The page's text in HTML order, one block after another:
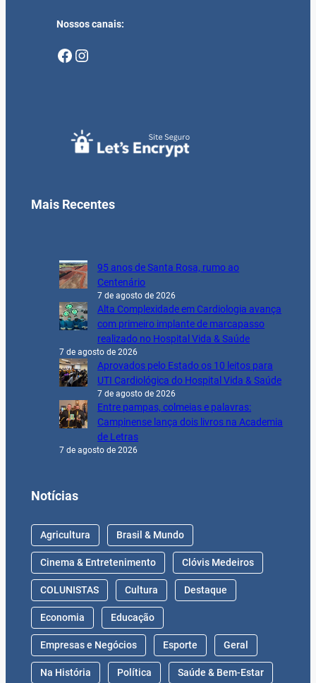
Nossos canais:
Facebook Instagram
Mais Recentes
95 anos de Santa Rosa, rumo ao
Centenário
7 de agosto de 2026
Alta Complexidade em Cardiologia avança
com primeiro implante de marcapasso
realizado no Hospital Vida & Saúde
7 de agosto de 2026
Aprovados pelo Estado os 10 leitos para
UTI Cardiológica do Hospital Vida & Saúde
7 de agosto de 2026
Entre pampas, colmeias e palavras:
Campinense lança dois livros na Academia
de Letras
7 de agosto de 2026
Notícias
Agricultura Brasil & Mundo
Cinema & Entretenimento Clóvis Medeiros
COLUNISTAS Cultura Destaque
Economia Educação
Empresas e Negócios Esporte Geral
Na História Política Saúde & Bem-Estar